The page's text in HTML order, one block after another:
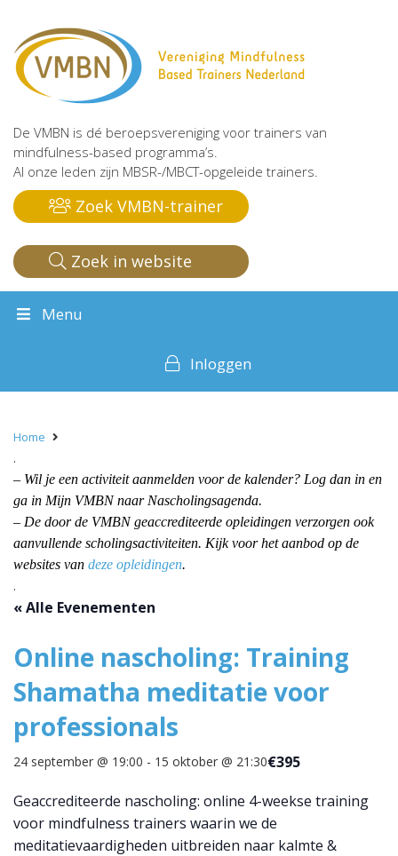
De VMBN is dé beroepsvereniging voor trainers van
mindfulness-based programma’s.
Al onze leden zijn MBSR-/MBCT-opgeleide trainers.
Zoek VMBN-trainer
Zoek in website
Menu
Inloggen
Home
.
– Wil je een activiteit aanmelden voor de kalender? Log dan in en
ga in Mijn VMBN naar Nascholingsagenda.
– De door de VMBN geaccrediteerde opleidingen verzorgen ook
aanvullende scholingsactiviteiten. Kijk voor het aanbod op de
websites van deze opleidingen.
.
« Alle Evenementen
Online nascholing: Training
Shamatha meditatie voor
professionals
24 september @ 19:00 - 15 oktober @ 21:30€395
Geaccrediteerde nascholing: online 4-weekse training
voor mindfulness trainers waarin we de
meditatievaardigheden uitbreiden naar kalmte &